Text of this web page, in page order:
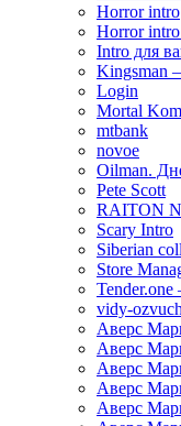
Horror intro
Horror
Intro для
Kingsman
Login
Mortal
mtbank
novoe
Oilman.
Pete Scott
RAITON
Scary Intro
Siberian
Store
vidy-
Аверс
Аверс
Аверс
Аверс
Аверс